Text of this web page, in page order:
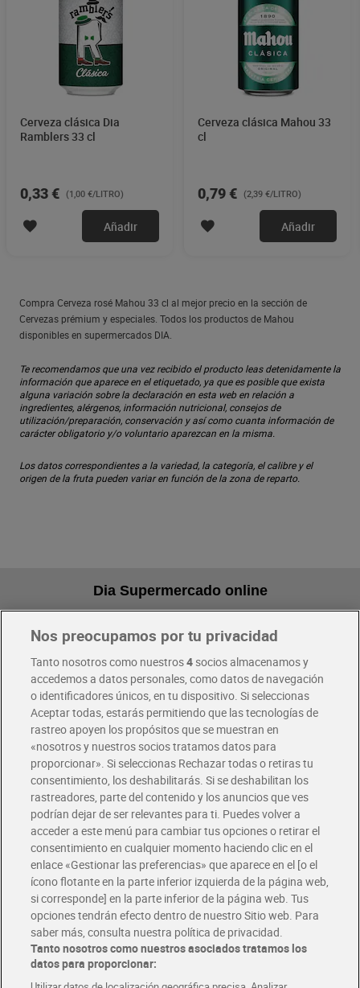
Cerveza clásica Dia
Ramblers 33 cl
0,33 € (1,00 €/LITRO)
Añadir
Cerveza clásica Mahou 33
cl
0,79 € (2,39 €/LITRO)
Añadir
Compra Cerveza rosé Mahou 33 cl al mejor precio en la sección de
Cervezas prémium y especiales. Todos los productos de Mahou
disponibles en supermercados DIA.
Te recomendamos que una vez recibido el producto leas detenidamente la
información que aparece en el etiquetado, ya que es posible que exista
alguna variación sobre la declaración en esta web en relación a
ingredientes, alérgenos, información nutricional, consejos de
utilización/preparación, conservación y así como cuanta información de
carácter obligatorio y/o voluntario aparezcan en la misma.
Los datos correspondientes a la variedad, la categoría, el calibre y el
origen de la fruta pueden variar en función de la zona de reparto.
Dia Supermercado online
Pide hoy, recibe hoy
Envío gratis por compras superiores a 100€
Envío estandar por 4,99€
Glovo y Uber Eats
Solicita tu factura de Glovo o Uber Eats
Únete al CLUB Dia
Disfruta las ventajas y ofertas exclusivas.
Descárgate la APP Dia
Folletos y Tiendas
Descubre las mejores ofertas y busca tu tienda más cercana
Tarjeta MaX Dia
Te devuelve hasta 8€/mes de tus compras.
¡Solicita tu tarjeta de crédito aquí!
Nos preocupamos por tu privacidad
Tanto nosotros como nuestros4socios almacenamos y
accedemos a datos personales, como datos de navegación
o identificadores únicos, en tu dispositivo. Si seleccionas
Aceptar todas, estarás permitiendo que las tecnologías de
rastreo apoyen los propósitos que se muestran en
«nosotros y nuestros socios tratamos datos para
proporcionar». Si seleccionas Rechazar todas o retiras tu
consentimiento, los deshabilitarás. Si se deshabilitan los
rastreadores, parte del contenido y los anuncios que ves
podrían dejar de ser relevantes para ti. Puedes volver a
acceder a este menú para cambiar tus opciones o retirar el
consentimiento en cualquier momento haciendo clic en el
enlace «Gestionar las preferencias» que aparece en el [o el
ícono flotante en la parte inferior izquierda de la página web,
si corresponde] en la parte inferior de la página web. Tus
opciones tendrán efecto dentro de nuestro Sitio web. Para
saber más, consulta nuestra política de privacidad.
Tanto nosotros como nuestros asociados tratamos los
datos para proporcionar: